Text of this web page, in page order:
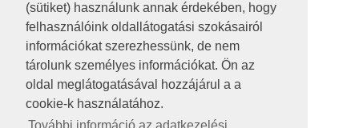
(sütiket) használunk annak érdekében, hogy
felhasználóink oldallátogatási szokásairól
információkat szerezhessünk, de nem
tárolunk személyes információkat. Ön az
oldal meglátogatásával hozzájárul a a
cookie-k használatához.
A HONLAP 2017.03.31-I ÁLLAPOTA
JOGI NYILATKOZAT
IMPRESSZUM